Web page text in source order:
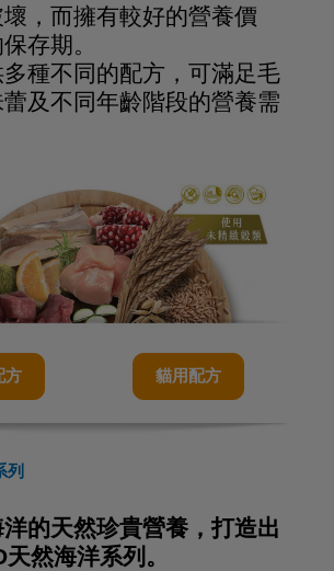
，而擁有較好的營養價
存期。
種不同的配方，可滿足毛
及不同年齡階段的營養需
方 貓用配方
列
的天然珍貴營養，打造出
然海洋系列。